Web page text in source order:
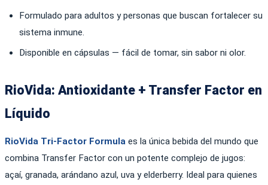
Formulado para adultos y personas que buscan fortalecer su
sistema inmune.
Disponible en cápsulas — fácil de tomar, sin sabor ni olor.
RioVida: Antioxidante + Transfer Factor en
Líquido
RioVida Tri-Factor Formula es la única bebida del mundo que
combina Transfer Factor con un potente complejo de jugos:
açaí, granada, arándano azul, uva y elderberry. Ideal para quienes